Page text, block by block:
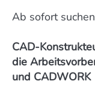
Ab sofort
CAD-
die
und CADWORK